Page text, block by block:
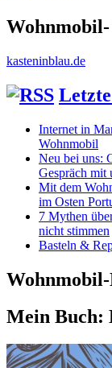
kasteninblau.de
Internet in
Wohnmobil
Neu bei uns:
Gespräch mit
Mit dem
im Osten
7 Mythen
nicht stimmen
Basteln &
Mein Buch: